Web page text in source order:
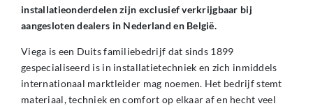
installatieonderdelen zijn exclusief verkrijgbaar bij
aangesloten dealers in Nederland en België.
Viega is een Duits familiebedrijf dat sinds 1899
gespecialiseerd is in installatietechniek en zich inmiddels
internationaal marktleider mag noemen. Het bedrijf stemt
materiaal, techniek en comfort op elkaar af en hecht veel